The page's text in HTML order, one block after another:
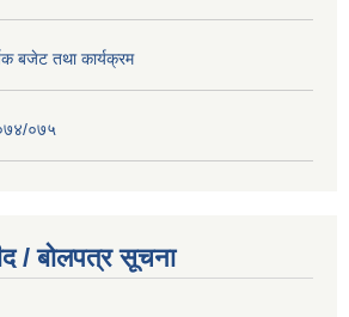
बजेट तथा कार्यक्रम
०७५
/ बोलपत्र सूचना